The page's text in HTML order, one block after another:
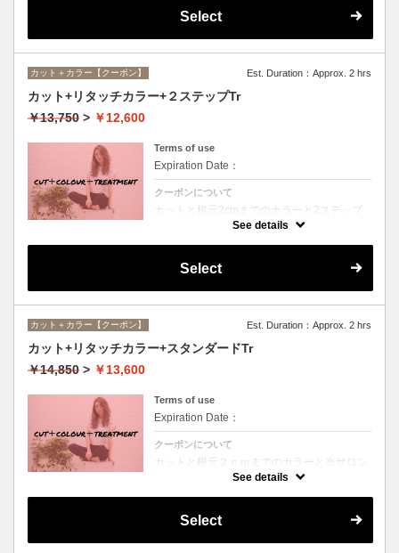
Select
カット＋カラー【クーポン】 Est. Duration：Approx. 2 hrs
カット+リタッチカラー+２ステップTr
￥13,750 > ￥12,600
Terms of use
Expiration Date：
クーポンについて
カットと根元2cmまでのカラーと2ステップ
トリートメントのセットメニュー。シャンプ
See details
Select
カット＋カラー【クーポン】 Est. Duration：Approx. 2 hrs
カット+リタッチカラー+スタンダードTr
￥14,850 > ￥13,600
Terms of use
Expiration Date：
クーポンについて
カットと根元２ｃｍまでのカラーと当サロン
オススメ、スペシャルトリートメントのセッ
See details
Select